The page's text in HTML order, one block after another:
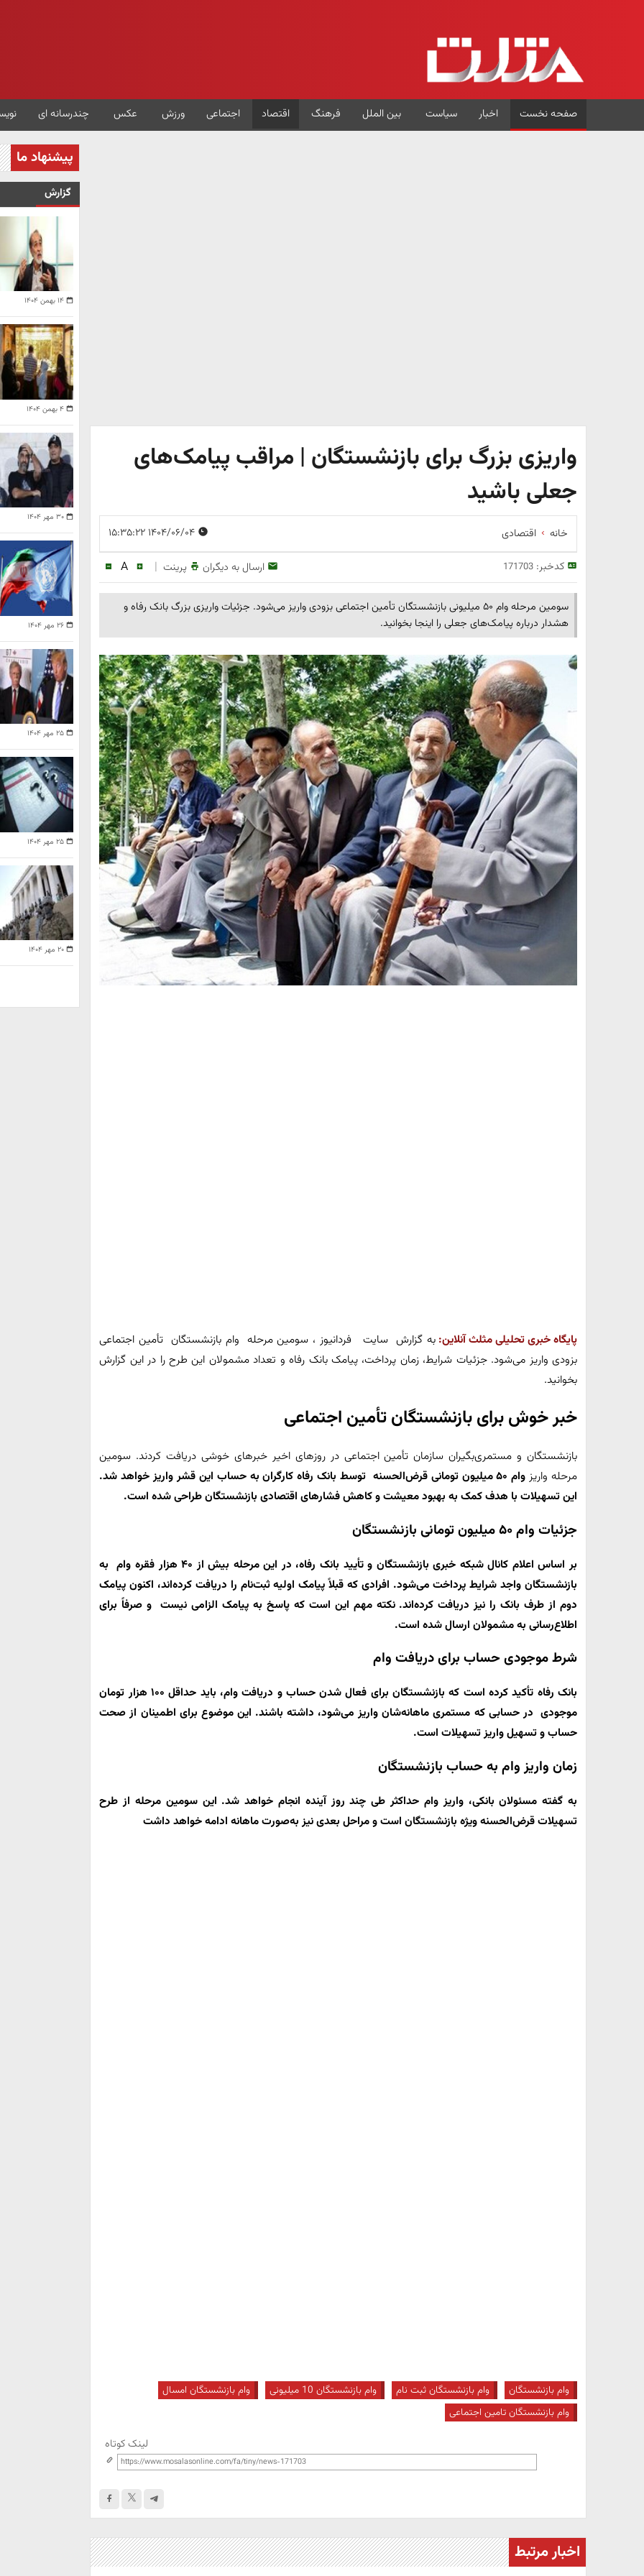
صفحه نخست اخبار سیاست بین الملل فرهنگ اقتصاد اجتماعی ورزش عکس چندرسانه ای
واریزی بزرگ برای بازنشستگان | مراقب پیامک‌های
جعلی باشید
خانه اقتصادی
کدخبر:171703 ارسال به دیگران پرینت |
A
سومین مرحله وام ۵۰ میلیونی بازنشستگان تأمین اجتماعی بزودی واریز می‌شود. جزئیات واریزی بزرگ بانک رفاه و
هشدار درباره پیامک‌های جعلی را اینجا بخوانید.
پایگاه خبری تحلیلی مثلث آنلاین: به گزارش سایت فردانیوز ، سومین مرحله وام بازنشستگان تأمین اجتماعی
بزودی واریز می‌شود. جزئیات شرایط، زمان پرداخت، پیامک بانک رفاه و تعداد مشمولان این طرح را در این گزارش
بخوانید.
خبر خوش برای بازنشستگان تأمین اجتماعی
بازنشستگان و مستمری‌بگیران سازمان تأمین اجتماعی در روزهای اخیر خبرهای خوشی دریافت کردند. سومین
مرحله واریز
وام ۵۰ میلیون تومانی قرض‌الحسنه توسط بانک رفاه کارگران به حساب این قشر واریز خواهد شد.
این تسهیلات با هدف کمک به بهبود معیشت و کاهش فشارهای اقتصادی بازنشستگان طراحی شده است.
جزئیات وام ۵۰ میلیون تومانی بازنشستگان
بر اساس اعلام کانال شبکه خبری بازنشستگان و تأیید بانک رفاه، در این مرحله بیش از
۴۰ هزار فقره وام به
بازنشستگان واجد شرایط پرداخت می‌شود. افرادی که قبلاً پیامک اولیه ثبت‌نام را دریافت کرده‌اند، اکنون پیامک
دوم از طرف بانک را نیز دریافت کرده‌اند. نکته مهم این است کهپاسخ به پیامک الزامی نیست و صرفاً برای
اطلاع‌رسانی به مشمولان ارسال شده است.
شرط موجودی حساب برای دریافت وام
بانک رفاه تأکید کرده است که بازنشستگان برای فعال شدن حساب و دریافت وام، باید حداقل
۱۰۰ هزار تومان
موجودی در حسابی که مستمری ماهانه‌شان واریز می‌شود، داشته باشند. این موضوع برای اطمینان از صحت
حساب و تسهیل واریز تسهیلات است.
زمان واریز وام به حساب بازنشستگان
به گفته مسئولان بانکی، واریز وام حداکثر طی چند روز آینده انجام خواهد شد. این سومین مرحله از طرح
تسهیلات قرض‌الحسنه ویژه بازنشستگان است و مراحل بعدی نیز به‌صورت ماهانه ادامه خواهد داشت
وام بازنشستگان وام بازنشستگان ثبت نام وام بازنشستگان 10 میلیونی
وام بازنشستگان امسال
وام بازنشستگان تامین اجتماعی
لینک کوتاه
اخبار مرتبط
پیشنهاد ما
گزارش
۱۴ بهمن ۱۴۰۴
۴ بهمن ۱۴۰۴
۳۰ مهر ۱۴۰۴
۲۶ مهر ۱۴۰۴
۲۵ مهر ۱۴۰۴
۲۵ مهر ۱۴۰۴
۲۰ مهر ۱۴۰۴